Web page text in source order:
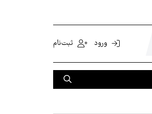
ورود ثبت‌نام